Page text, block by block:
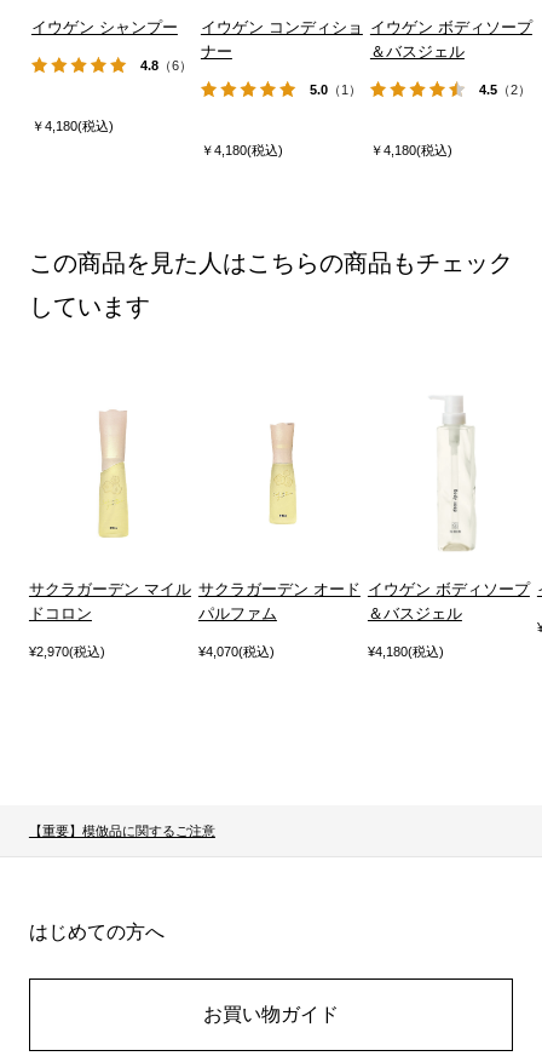
イウゲン シャンプー
4.8（6）
￥4,180(税込)
イウゲン コンディショ
ナー
5.0（1）
￥4,180(税込)
イウゲン ボディソープ
＆バスジェル
4.5（2）
￥4,180(税込)
この商品を見た人はこちらの商品もチェック
しています
サクラガーデン マイル
ドコロン
¥2,970(税込)
サクラガーデン オード
パルファム
¥4,070(税込)
イウゲン ボディソープ
＆バスジェル
¥4,180(税込)
【重要】模倣品に関するご注意
はじめての方へ
お買い物ガイド